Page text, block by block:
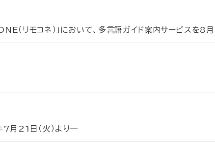
（リモコネ）」において、多言語ガイド案内サービスを8月
月21日（火）より―